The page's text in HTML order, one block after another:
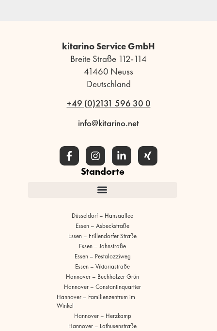
kitarino Service GmbH
Breite Straße 112-114
41460 Neuss
Deutschland
+49 (0)2131 596 30 0
info@kitarino.net
Standorte
Düsseldorf – Hansaallee
Essen – Asbeckstraße
Essen – Frillendorfer Straße
Essen – Jahnstraße
Essen – Pestalozziweg
Essen – Viktoriastraße
Hannover – Buchholzer Grün
Hannover – Constantinquartier
Hannover – Familienzentrum im
Winkel
Hannover – Herzkamp
Hannover – Lathusenstraße